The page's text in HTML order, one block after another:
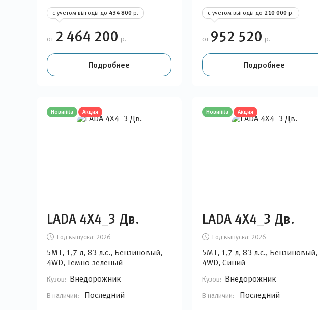
с учетом выгоды до 434 800 р.
от 2 464 200 р.
Подробнее
с учетом выгоды до 210 000 р.
от 952 520 р.
Подробнее
Новинка Акция
LADA 4Х4_3 Дв.
Год выпуска: 2026
5MT, 1,7 л, 83 л.с., Бензиновый,
4WD, Темно-зеленый
Кузов: Внедорожник
В наличии: Последний
Новинка Акция
LADA 4Х4_3 Дв.
Год выпуска: 2026
5MT, 1,7 л, 83 л.с., Бензиновый,
4WD, Синий
Кузов: Внедорожник
В наличии: Последний